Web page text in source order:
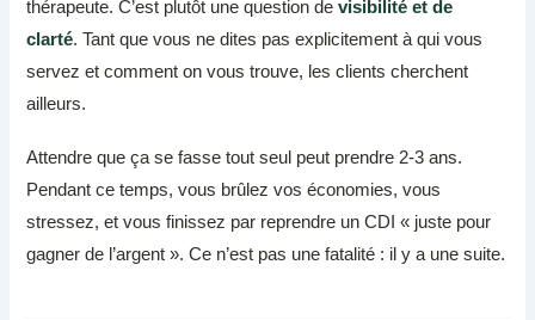
thérapeute. C’est plutôt une question devisibilité et de
clarté. Tant que vous ne dites pas explicitement à qui vous
servez et comment on vous trouve, les clients cherchent
ailleurs.
Attendre que ça se fasse tout seul peut prendre 2-3 ans.
Pendant ce temps, vous brûlez vos économies, vous
stressez, et vous finissez par reprendre un CDI « juste pour
gagner de l’argent ». Ce n’est pas une fatalité : il y a une suite.